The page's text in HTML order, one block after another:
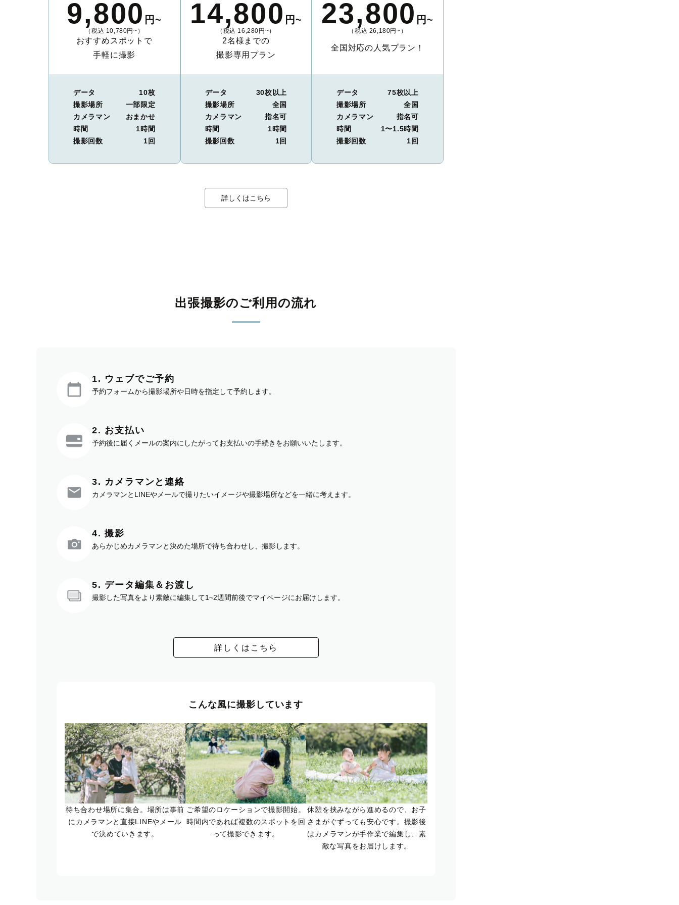
9,800 円~
（税込 10,780円~）
おすすめスポットで
手軽に撮影
データ
10枚
撮影場所
一部限定
カメラマン
おまかせ
時間
1時間
撮影回数
1回
14,800 円~
（税込 16,280円~）
2名様までの
撮影専用プラン
データ
30枚以上
撮影場所
全国
カメラマン
指名可
時間
1時間
撮影回数
1回
23,800 円~
（税込 26,180円~）
全国対応の人気プラン！
データ
75枚以上
撮影場所
全国
カメラマン
指名可
時間
1〜1.5時間
撮影回数
1回
詳しくはこちら
出張撮影のご利用の流れ
1. ウェブでご予約
予約フォームから撮影場所や日時を指定して予約します。
2. お支払い
予約後に届くメールの案内にしたがってお支払いの手続きをお願いいたします。
3. カメラマンと連絡
カメラマンとLINEやメールで撮りたいイメージや撮影場所などを一緒に考えます。
4. 撮影
あらかじめカメラマンと決めた場所で待ち合わせし、撮影します。
5. データ編集＆お渡し
撮影した写真をより素敵に編集して1~2週間前後でマイページにお届けします。
詳しくはこちら
こんな風に撮影しています
待ち合わせ場所に集合。場所は事前
にカメラマンと直接LINEやメール
で決めていきます。
ご希望のロケーションで撮影開始。
時間内であれば複数のスポットを回
って撮影できます。
休憩を挟みながら進めるので、お子
さまがぐずっても安心です。撮影後
はカメラマンが手作業で編集し、素
敵な写真をお届けします。